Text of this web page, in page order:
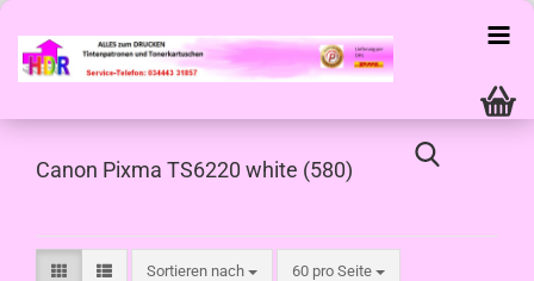
Canon Pixma TS6220 white (580)
Sortieren nach
Sortieren nach 60 pro Seite
pro Seite